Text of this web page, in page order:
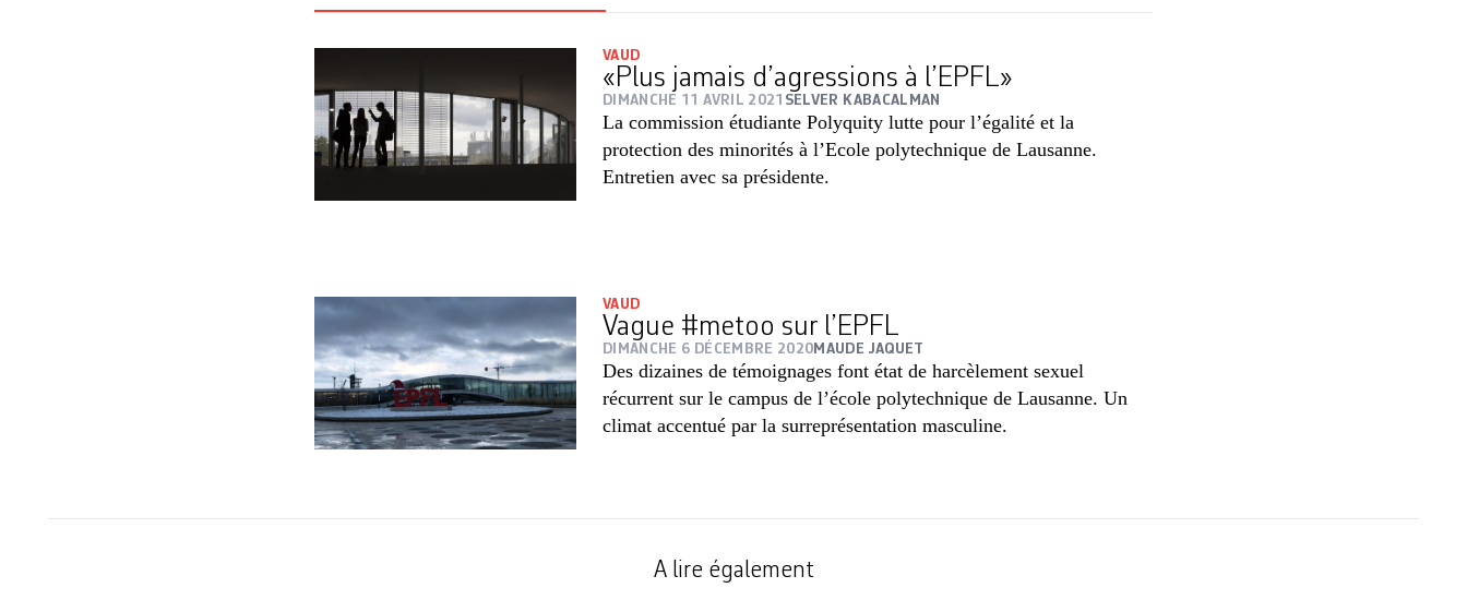
VAUD
«Plus jamais d’agressions à l’EPFL»
DIMANCHE 11 AVRIL 2021 SELVER KABACALMAN
La commission étudiante Polyquity lutte pour l’égalité et la
protection des minorités à l’Ecole polytechnique de Lausanne.
Entretien avec sa présidente.
VAUD
Vague #metoo sur l’EPFL
DIMANCHE 6 DÉCEMBRE 2020 MAUDE JAQUET
Des dizaines de témoignages font état de harcèlement sexuel
récurrent sur le campus de l’école polytechnique de Lausanne. Un
climat accentué par la surreprésentation masculine.
A lire également